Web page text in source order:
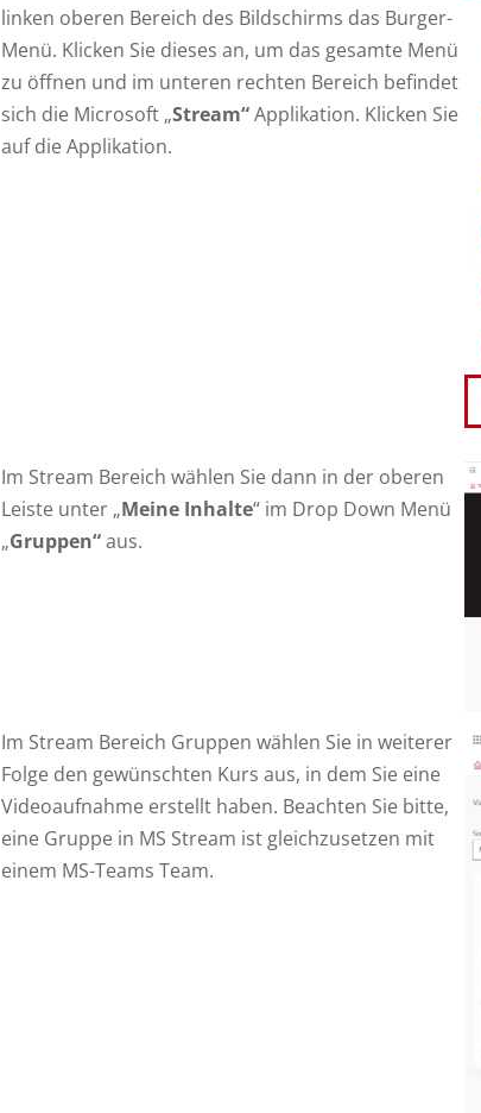
linken oberen Bereich des Bildschirms das Burger-
Menü. Klicken Sie dieses an, um das gesamte Menü
zu öffnen und im unteren rechten Bereich befindet
sich die Microsoft „Stream“Applikation. Klicken Sie
auf die Applikation.
Im Stream Bereich wählen Sie dann in der oberen
Leiste unter „Meine Inhalte“ im Drop Down Menü
„Gruppen“aus.
Im Stream Bereich Gruppen wählen Sie in weiterer
Folge den gewünschten Kurs aus, in dem Sie eine
Videoaufnahme erstellt haben. Beachten Sie bitte,
eine Gruppe in MS Stream ist gleichzusetzen mit
einem MS-Teams Team.